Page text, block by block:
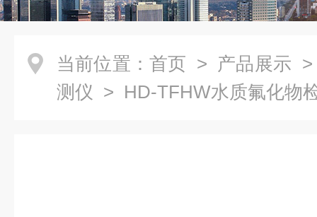
当前位置： 首页 > 产品展示
测仪 > HD-TFHW水质氟化物